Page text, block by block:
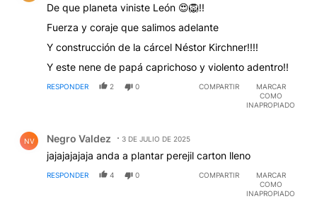
De que planeta viniste León 😍🦁!!
Fuerza y coraje que salimos adelante
Y construcción de la cárcel Néstor Kirchner!!!!
Y este nene de papá caprichoso y violento adentro!!
RESPONDER 2 0 COMPARTIR
MARCAR
COMO
INAPROPIADO
NV Negro Valdez 3 DE JULIO DE 2025
jajajajajaja anda a plantar perejil carton lleno
RESPONDER 4 0 COMPARTIR
MARCAR
COMO
INAPROPIADO